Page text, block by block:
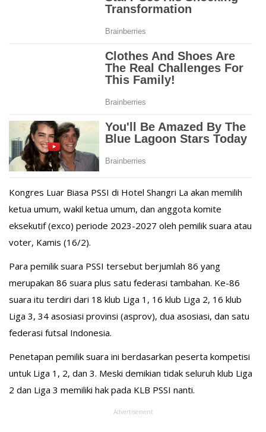
Kongres Luar Biasa PSSI di Hotel Shangri La akan memilih
ketua umum, wakil ketua umum, dan anggota komite
eksekutif (exco) periode 2023-2027 oleh pemilik suara atau
voter, Kamis (16/2).
Para pemilik suara PSSI tersebut berjumlah 86 yang
merupakan 86 suara plus satu federasi tambahan. Ke-86
suara itu terdiri dari 18 klub Liga 1, 16 klub Liga 2, 16 klub
Liga 3, 34 asosiasi provinsi (asprov), dua asosiasi, dan satu
federasi futsal Indonesia.
Penetapan pemilik suara ini berdasarkan peserta kompetisi
untuk Liga 1, 2, dan 3. Meski demikian tidak seluruh klub Liga
2 dan Liga 3 memiliki hak pada KLB PSSI nanti.
Advertisement